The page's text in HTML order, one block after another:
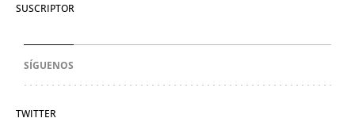
SUSCRIPTOR
SÍGUENOS
TWITTER